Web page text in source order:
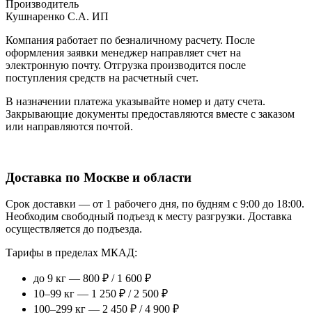
Производитель
Кушнаренко С.А. ИП
Компания работает по безналичному расчету. После
оформления заявки менеджер направляет счет на
электронную почту. Отгрузка производится после
поступления средств на расчетный счет.
В назначении платежа указывайте номер и дату счета.
Закрывающие документы предоставляются вместе с заказом
или направляются почтой.
Доставка по Москве и области
Срок доставки — от 1 рабочего дня, по будням с 9:00 до 18:00.
Необходим свободный подъезд к месту разгрузки. Доставка
осуществляется до подъезда.
Тарифы в пределах МКАД:
до 9 кг — 800 ₽ / 1 600 ₽
10–99 кг — 1 250 ₽ / 2 500 ₽
100–299 кг — 2 450 ₽ / 4 900 ₽